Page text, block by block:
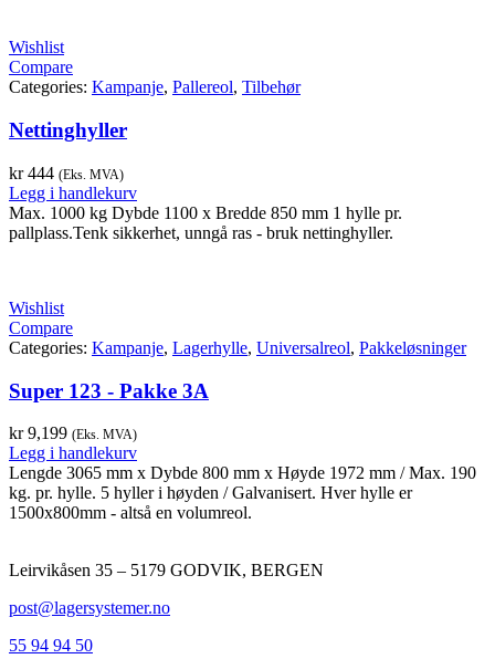
Wishlist
Compare
Categories: Kampanje, Pallereol, Tilbehør
Nettinghyller
kr444 (Eks. MVA)
Legg i handlekurv
Max. 1000 kg Dybde 1100 x Bredde 850 mm 1 hylle pr.
pallplass.Tenk sikkerhet, unngå ras - bruk nettinghyller.
Wishlist
Compare
Categories: Kampanje, Lagerhylle, Universalreol, Pakkeløsninger
Super 123 - Pakke 3A
kr9,199 (Eks. MVA)
Legg i handlekurv
Lengde 3065 mm x Dybde 800 mm x Høyde 1972 mm / Max. 190
kg. pr. hylle. 5 hyller i høyden / Galvanisert. Hver hylle er
1500x800mm - altså en volumreol.
Leirvikåsen 35 – 5179 GODVIK, BERGEN
post@lagersystemer.no
55 94 94 50